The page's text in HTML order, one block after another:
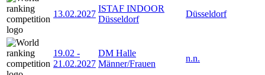
13.02.2027
ISTAF INDOOR
Düsseldorf
Düsseldorf
19.02 -
21.02.2027
DM Halle
Männer/Frauen
n.n.